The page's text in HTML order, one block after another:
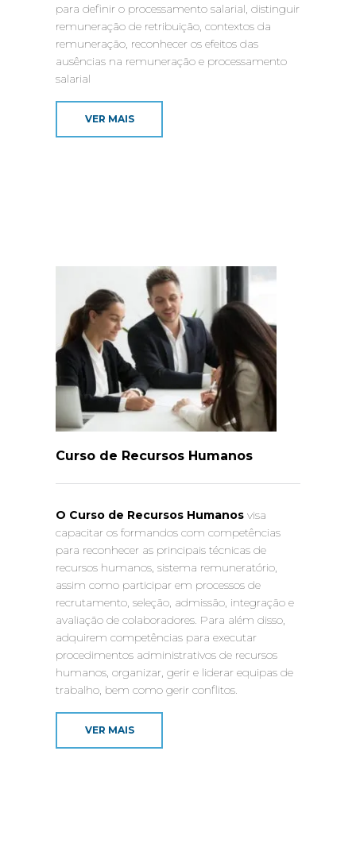
para definir o processamento salarial, distinguir
remuneração de retribuição, contextos da
remuneração, reconhecer os efeitos das
ausências na remuneração e processamento
salarial
VER MAIS
Curso de Recursos Humanos
O Curso de Recursos Humanos visa
capacitar os formandos com competências
para reconhecer as principais técnicas de
recursos humanos, sistema remuneratório,
assim como participar em processos de
recrutamento, seleção, admissão, integração e
avaliação de colaboradores. Para além disso,
adquirem competências para executar
procedimentos administrativos de recursos
humanos, organizar, gerir e liderar equipas de
trabalho, bem como gerir conflitos.
VER MAIS